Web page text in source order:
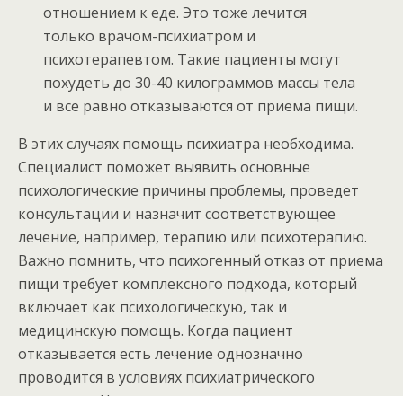
отношением к еде. Это тоже лечится
только врачом-психиатром и
психотерапевтом. Такие пациенты могут
похудеть до 30-40 килограммов массы тела
и все равно отказываются от приема пищи.
В этих случаях помощь психиатра необходима.
Специалист поможет выявить основные
психологические причины проблемы, проведет
консультации и назначит соответствующее
лечение, например, терапию или психотерапию.
Важно помнить, что психогенный отказ от приема
пищи требует комплексного подхода, который
включает как психологическую, так и
медицинскую помощь. Когда пациент
отказывается есть лечение однозначно
проводится в условиях психиатрического